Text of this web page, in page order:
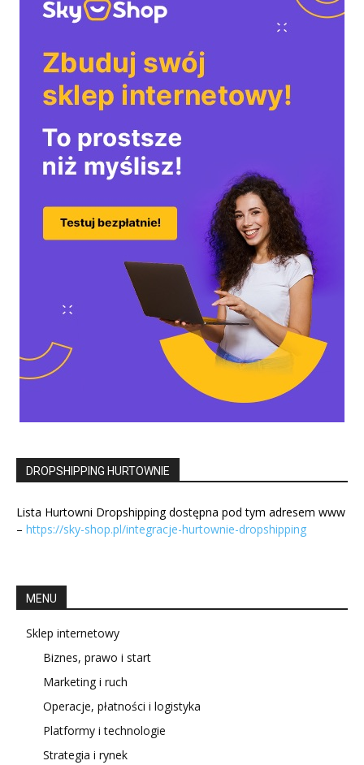
DROPSHIPPING HURTOWNIE
Lista Hurtowni Dropshipping dostępna pod tym adresem www
– https://sky-shop.pl/integracje-hurtownie-dropshipping
MENU
Sklep internetowy
Biznes, prawo i start
Marketing i ruch
Operacje, płatności i logistyka
Platformy i technologie
Strategia i rynek